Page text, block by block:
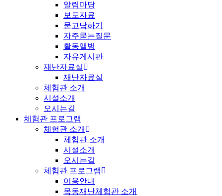
알림마당
보도자료
묻고답하기
자주묻는질문
활동앨범
자유게시판
재난자료실
재난자료실
체험관 소개
시설소개
오시는길
체험관 프로그램
체험관 소개
체험관 소개
시설소개
오시는길
체험관 프로그램
이용안내
목동재난체험관 소개